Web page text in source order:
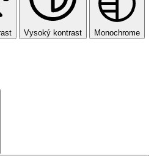
Vysoký kontrast Monochrome